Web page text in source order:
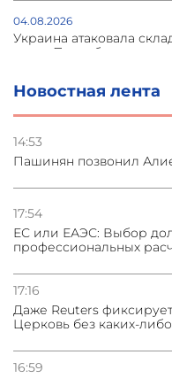
Новостная лента
14:53
Пашинян позвонил
17:54
ЕС или ЕАЭС: Выбор
профессиональных
17:16
Даже Reuters
Церковь без каких-либо
16:59
04.08.2026
Украина атаковала
и под Петербургом
03.08.2026
Стратегия
Азербайджане
31.07.2026
Сотрудничество и
погрануправления СНБ